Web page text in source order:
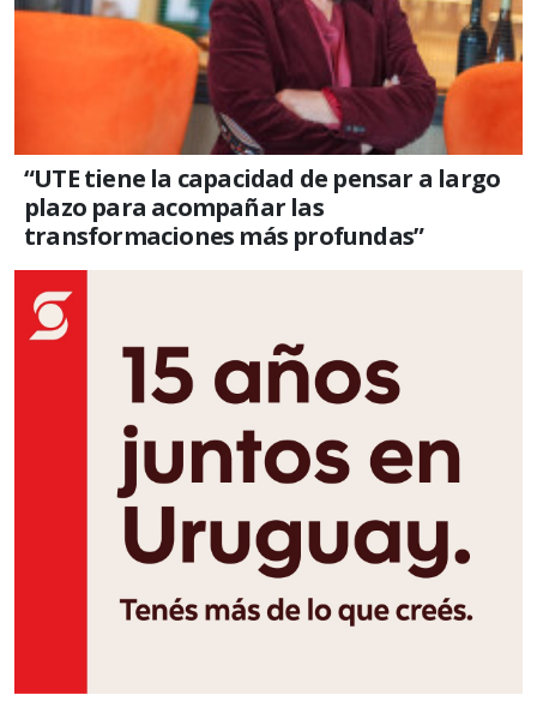
“UTE tiene la capacidad de pensar a largo
plazo para acompañar las
transformaciones más profundas”